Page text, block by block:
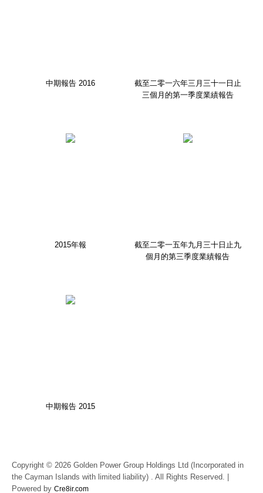
中期報告 2016
截至二零一六年三月三十一日止
三個月的第一季度業績報告
2015年報
截至二零一五年九月三十日止九
個月的第三季度業績報告
中期報告 2015
Copyright © 2026 Golden Power Group Holdings Ltd (Incorporated in
the Cayman Islands with limited liability) . All Rights Reserved. |
Powered by Cre8ir.com